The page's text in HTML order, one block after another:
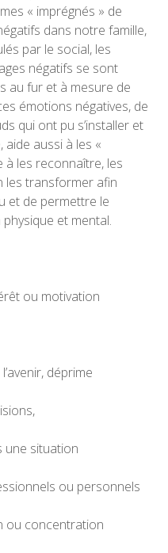
« imprégnés » de
dans notre famille,
par le social, les
négatifs se sont
au fur et à mesure de
émotions négatives, de
qui ont pu s’installer et
aussi à les «
à les reconnaître, les
les transformer afin
et de permettre le
et mental.
ou motivation
déprime
une situation
ou personnels
ou concentration